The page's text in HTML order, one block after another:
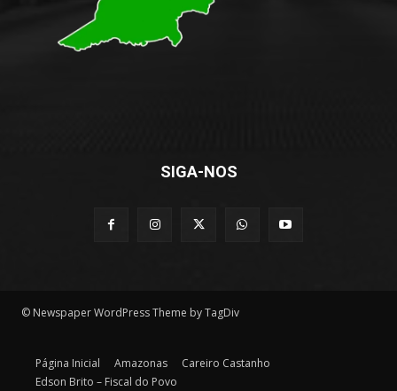
SIGA-NOS
© Newspaper WordPress Theme by TagDiv
Página Inicial Amazonas
Careiro Castanho
Edson Brito – Fiscal do Povo